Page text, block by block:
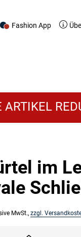
Fashion App
im
MwSt., zzgl.